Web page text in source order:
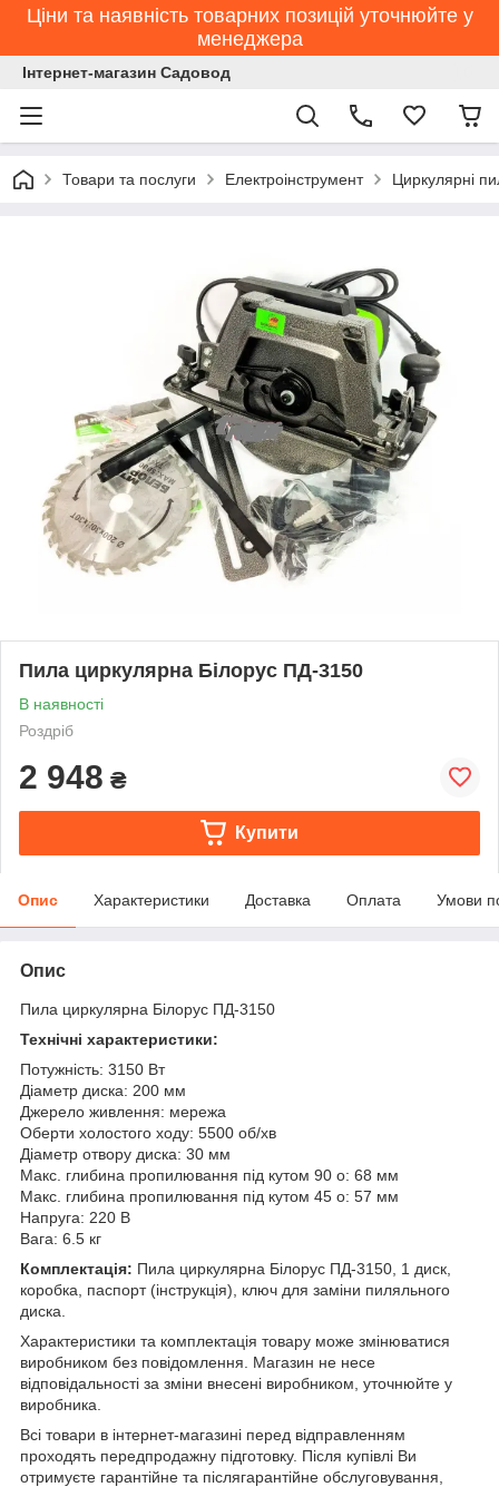
Ціни та наявність товарних позицій уточнюйте у
менеджера
Інтернет-магазин Садовод
Товари та послуги Електроінструмент Циркулярні
Пила циркулярна Білорус ПД-3150
В наявності
Роздріб
2 948 ₴
Купити
Опис Характеристики Доставка Оплата Умови
Опис
Пила циркулярна Білорус ПД-3150
Технічні характеристики:
Потужність: 3150 Вт
Діаметр диска: 200 мм
Джерело живлення: мережа
Оберти холостого ходу: 5500 об/хв
Діаметр отвору диска: 30 мм
Макс. глибина пропилювання під кутом 90 o: 68 мм
Макс. глибина пропилювання під кутом 45 o: 57 мм
Напруга: 220 В
Вага: 6.5 кг
Комплектація: Пила циркулярна Білорус ПД-3150, 1 диск,
коробка, паспорт (інструкція), ключ для заміни пиляльного
диска.
Характеристики та комплектація товару може змінюватися
виробником без повідомлення. Магазин не несе
відповідальності за зміни внесені виробником, уточнюйте у
виробника.
Всі товари в інтернет-магазині перед відправленням
проходять передпродажну підготовку. Після купівлі Ви
отримуєте гарантійне та післягарантійне обслуговування,